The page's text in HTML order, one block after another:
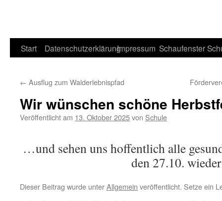
Start DatenschutzerklärungImpressum Schaufenster
← Ausflug zum Walderlebnispfad
Wir wünschen schöne
Veröffentlicht am 13. Oktober 2025von Schule
…und sehen uns hoffentlich alle
den 27.10.
Dieser Beitrag wurde unterAllgemein veröffentlicht. Setze ein